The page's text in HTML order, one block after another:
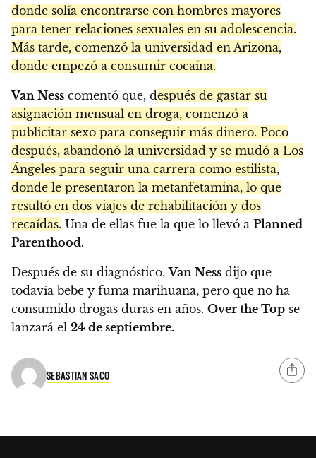
donde solía encontrarse con hombres mayores
para tener relaciones sexuales en su adolescencia.
Más tarde, comenzó la universidad en Arizona,
donde empezó a consumir cocaína.
Van Ness comentó que, después de gastar su
asignación mensual en droga, comenzó a
publicitar sexo para conseguir más dinero. Poco
después, abandonó la universidad y se mudó a Los
Ángeles para seguir una carrera como estilista,
donde le presentaron la metanfetamina, lo que
resultó en dos viajes de rehabilitación y dos
recaídas. Una de ellas fue la que lo llevó a Planned
Parenthood.
Después de su diagnóstico,Van Ness dijo que
todavía bebe y fuma marihuana, pero que no ha
consumido drogas duras en años. Over the Top se
lanzará el 24 de septiembre.
SEBASTIAN SACO